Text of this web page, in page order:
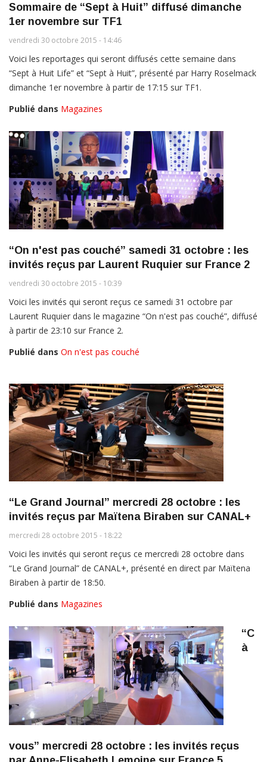
Sommaire de “Sept à Huit” diffusé dimanche
1er novembre sur TF1
vendredi 30 octobre 2015 - 14:46
Voici les reportages qui seront diffusés cette semaine dans
“Sept à Huit Life” et “Sept à Huit”, présenté par Harry Roselmack
dimanche 1er novembre à partir de 17:15 sur TF1.
Publié dans Magazines
“On n'est pas couché” samedi 31 octobre : les
invités reçus par Laurent Ruquier sur France 2
vendredi 30 octobre 2015 - 10:39
Voici les invités qui seront reçus ce samedi 31 octobre par
Laurent Ruquier dans le magazine “On n'est pas couché”, diffusé
à partir de 23:10 sur France 2.
Publié dans On n'est pas couché
“Le Grand Journal” mercredi 28 octobre : les
invités reçus par Maïtena Biraben sur CANAL+
mercredi 28 octobre 2015 - 18:22
Voici les invités qui seront reçus ce mercredi 28 octobre dans
“Le Grand Journal” de CANAL+, présenté en direct par Maïtena
Biraben à partir de 18:50.
Publié dans Magazines
“C
à
vous” mercredi 28 octobre : les invités reçus